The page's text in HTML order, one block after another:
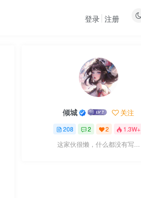
登录 注册
倾城 关注
208 2 2 1.3W+
这家伙很懒，什么都没有写...